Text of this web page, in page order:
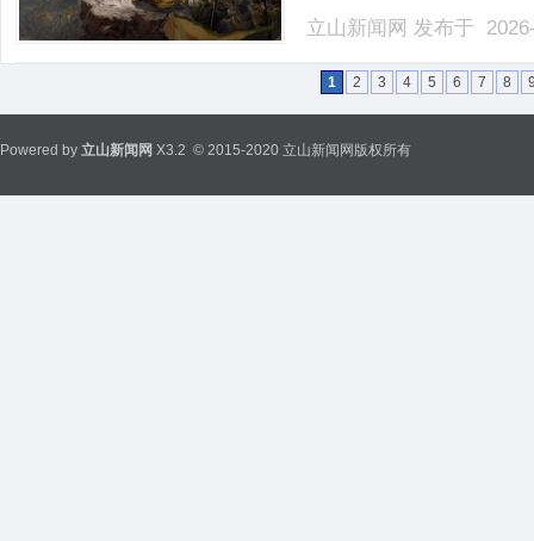
业验光配镜的写字楼
40%-60%优惠，兼顾
立山新闻网 发布于
1 2 3 4 5 6 7 8
Powered by 立山新闻网 X3.2 © 2015-2020 立山新闻网版权所有